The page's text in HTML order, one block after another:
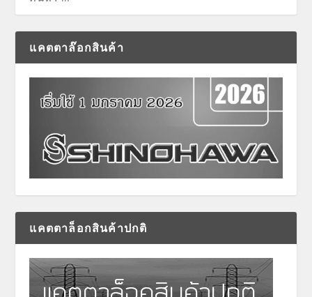
แคตตาล๊อกสินค้า
แคตตาล็อกสินค้าปกติ